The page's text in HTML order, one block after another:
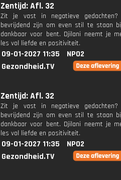
Zentijd: Afl. 32
Zit je vast in negatieve
bevrijdend zijn om even stil te staan
dankbaar voor bent. Djilani neemt je
les vol liefde en positiviteit.
09-01-2027 11:35
NPO2
Gezondheid.TV
Zentijd: Afl. 32
Zit je vast in negatieve
bevrijdend zijn om even stil te staan
dankbaar voor bent. Djilani neemt je
les vol liefde en positiviteit.
09-01-2027 11:35
NPO2
Gezondheid.TV